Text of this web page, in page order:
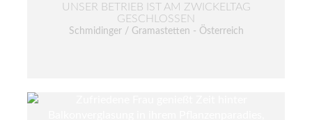
UNSER BETRIEB IST AM ZWICKELTAG
GESCHLOSSEN
Schmidinger / Gramastetten - Österreich